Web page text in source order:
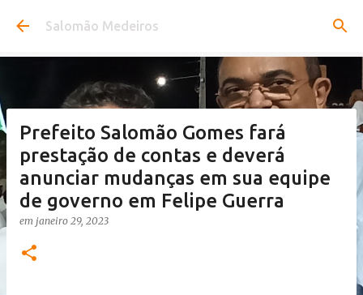
Pular para o conteúdo principal
Salomão Medeiros
Prefeito Salomão Gomes fará
prestação de contas e deverá
anunciar mudanças em sua equipe
de governo em Felipe Guerra
em janeiro 29, 2023